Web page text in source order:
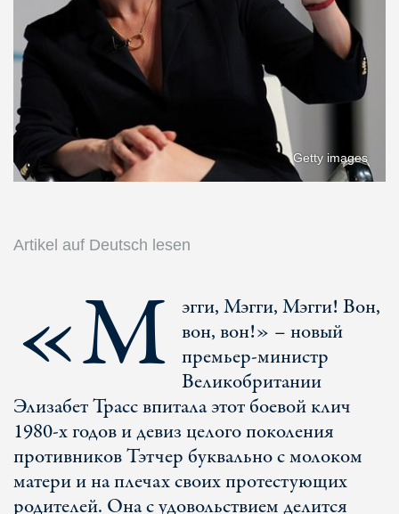
Getty images
Artikel auf Deutsch lesen
«М эгги, Мэгги, Мэгги! Вон,
вон, вон!» – новый
премьер-министр
Великобритании
Элизабет Трасс впитала этот боевой клич
1980-х годов и девиз целого поколения
противников Тэтчер буквально с молоком
матери и на плечах своих протестующих
родителей. Она с удовольствием делится